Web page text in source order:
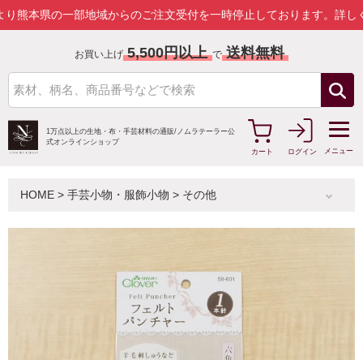
一部地域からのご注文受付を一時停止しております。詳しくはこちら
お買い上げ 5,500円以上 で 送料無料
1万点以上の生地・布・手芸材料の通販/ ノムラテーラー公
式オンラインショップ
カート
ログイン メニュー
HOME > 手芸小物・服飾小物 > その他